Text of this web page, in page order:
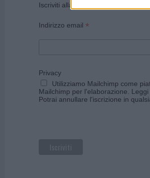
Iscriviti alla newsletter di Gallura
Indirizzo email *
Privacy
Utilizziamo Mailchimp come
Mailchimp per l'elaborazione.
Potrai annullare l'iscrizione in